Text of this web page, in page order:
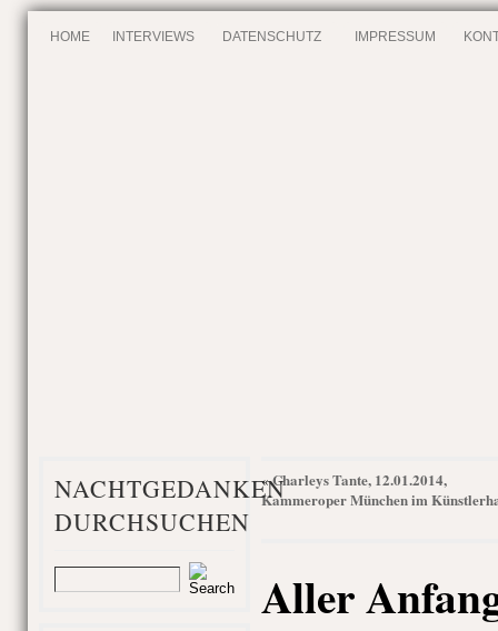
HOME INTERVIEWS DATENSCHUTZ IMPRESSUM
NACHTGEDANKEN
DURCHSUCHEN
«Charleys Tante, 12.01.2014,
Kammeroper München im
Aller